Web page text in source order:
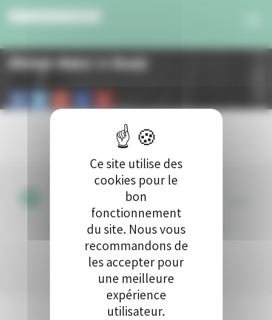
Panneau de gestion des cookies
Ce site utilise des
cookies pour le
bon
fonctionnement
du site. Nous vous
recommandons de
les accepter pour
une meilleure
expérience
utilisateur.
Kitchen Maker is Ready
Politique de protection des données
communication•Contact